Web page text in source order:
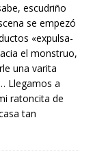
escudriño
se empezó
«expulsa-
el monstruo,
una varita
Llegamos a
ratoncita de
tan